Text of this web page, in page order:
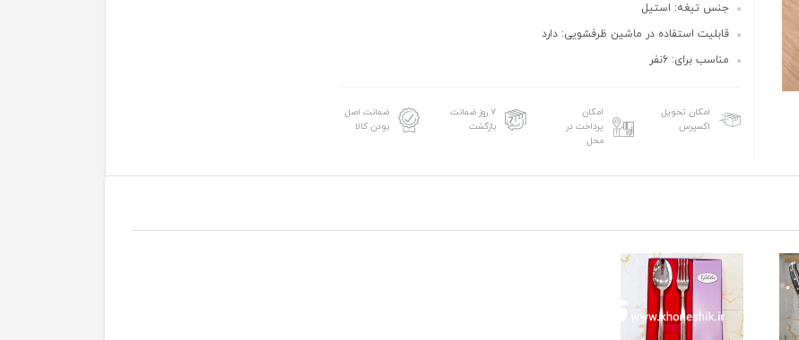
جنس تیغه: استیل
قابلیت استفاده در ماشین ظرفشویی: دارد
مناسب برای: 6نفر
امکان تحویل
اکسپرس
امکان
پرداخت در
محل
۷ روز ضمانت
بازگشت
ضمانت اصل
بودن کالا